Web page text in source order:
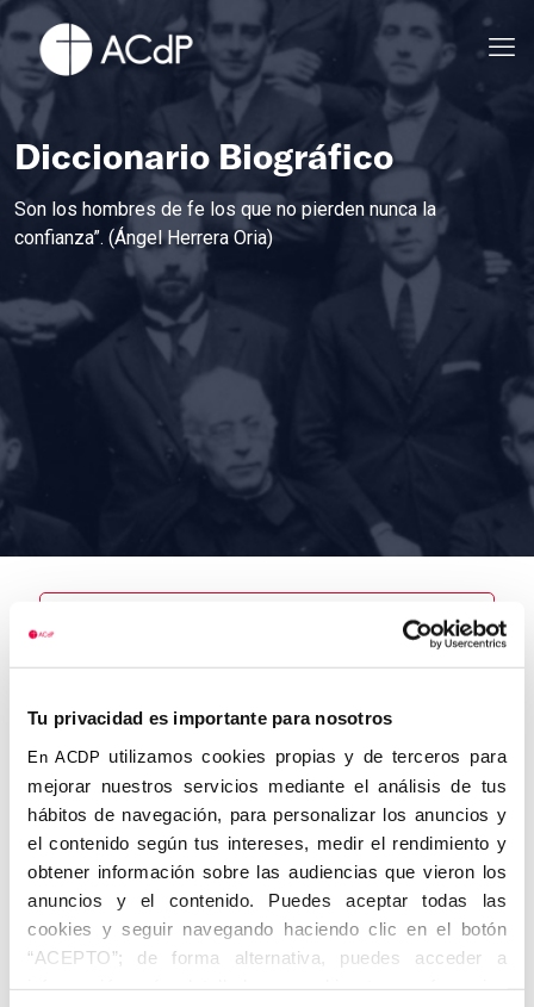
Tu privacidad es importante para nosotros
En ACDP utilizamos cookies propias y de terceros para
mejorar nuestros servicios mediante el análisis de tus
hábitos de navegación, para personalizar los anuncios y
el contenido según tus intereses, medir el rendimiento y
obtener información sobre las audiencias que vieron los
anuncios y el contenido. Puedes aceptar todas las
cookies y seguir navegando haciendo clic en el botón
“ACEPTO”; de forma alternativa, puedes acceder a
información más detallada y cambiar tus preferencias
Diccionario Biográfico
Son los hombres de fe los que no pierden nunca la
confianza”. (Ángel Herrera Oria)
Gómez Sanz,
Luis
Autor
Centro de
adscripción
Fecha de
nacimiento
01/01/1914
Lugar de
Fecha de
defunción
Lugar de
defunción